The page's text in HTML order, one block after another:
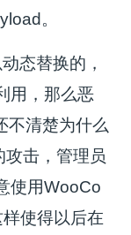
。
态替换的，
用，那么恶
不清楚为什么
击，管理员
使用WooCo
使得以后在